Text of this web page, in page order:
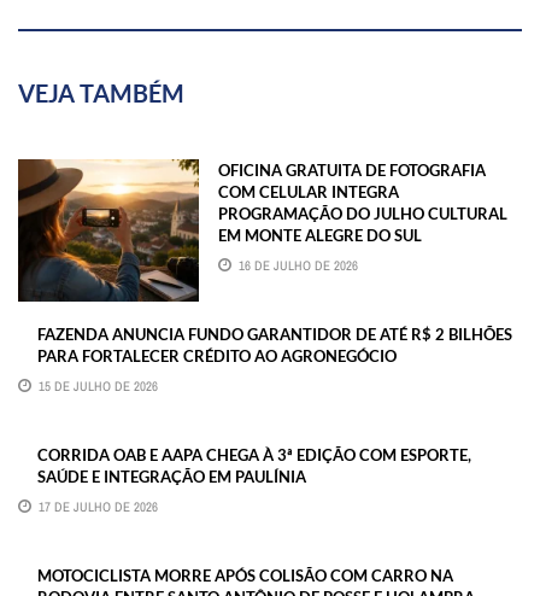
VEJA TAMBÉM
OFICINA GRATUITA DE FOTOGRAFIA
COM CELULAR INTEGRA
PROGRAMAÇÃO DO JULHO CULTURAL
EM MONTE ALEGRE DO SUL
16 DE JULHO DE 2026
FAZENDA ANUNCIA FUNDO GARANTIDOR DE ATÉ R$ 2 BILHÕES
PARA FORTALECER CRÉDITO AO AGRONEGÓCIO
15 DE JULHO DE 2026
CORRIDA OAB E AAPA CHEGA À 3ª EDIÇÃO COM ESPORTE,
SAÚDE E INTEGRAÇÃO EM PAULÍNIA
17 DE JULHO DE 2026
MOTOCICLISTA MORRE APÓS COLISÃO COM CARRO NA